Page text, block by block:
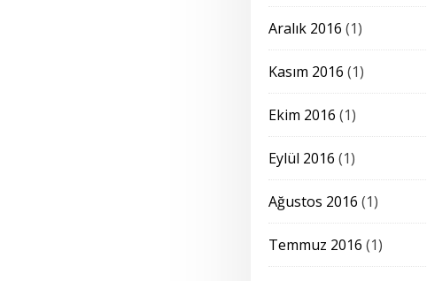
Aralık 2016 (1)
Kasım 2016 (1)
Ekim 2016 (1)
Eylül 2016 (1)
Ağustos 2016 (1)
Temmuz 2016 (1)